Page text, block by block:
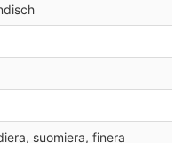
suomiera, finera